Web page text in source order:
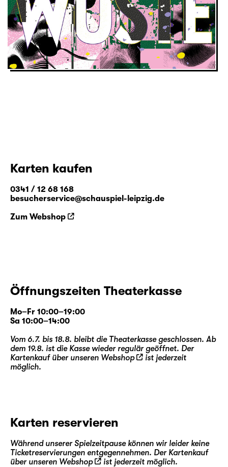
Karten kaufen
0341 / 12 68 168
besucherservice@schauspiel-leipzig.de
Zum Webshop
Öffnungszeiten Theaterkasse
Mo–Fr 10:00–19:00
Sa 10:00–14:00
Vom 6.7. bis 18.8. bleibt die Theaterkasse geschlossen. Ab
dem 19.8. ist die Kasse wieder regulär geöffnet. Der
Kartenkauf über unseren Webshop
ist jederzeit
möglich.
Karten reservieren
Während unserer Spielzeitpause können wir leider keine
Ticketreservierungen entgegennehmen. Der Kartenkauf
über unseren Webshop ist jederzeit möglich.